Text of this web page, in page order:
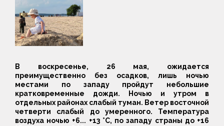
В воскресенье, 26 мая, ожидается
преимущественно без осадков, лишь ночью
местами по западу пройдут небольшие
кратковременные дожди. Ночью и утром в
отдельных районах слабый туман. Ветер восточной
четверти слабый до умеренного. Температура
воздуха ночью +6... +13 °С, по западу страны до +16